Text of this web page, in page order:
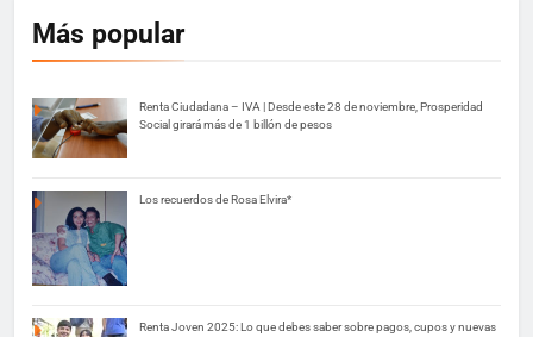
Más popular
Renta Ciudadana – IVA | Desde este 28 de noviembre, Prosperidad
Social girará más de 1 billón de pesos
Los recuerdos de Rosa Elvira*
Renta Joven 2025: Lo que debes saber sobre pagos, cupos y nuevas